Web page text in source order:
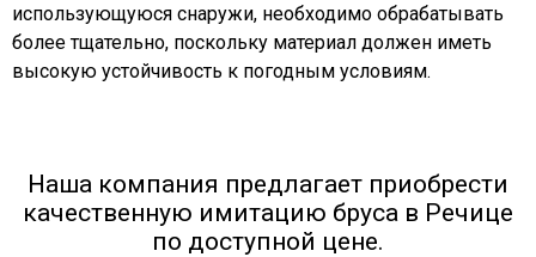
использующуюся снаружи, необходимо обрабатывать
более тщательно, поскольку материал должен иметь
высокую устойчивость к погодным условиям.
Наша компания предлагает приобрести
качественную имитацию бруса в Речице
по доступной цене.